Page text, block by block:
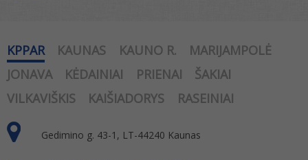
KPPAR KAUNAS KAUNO R.
MARIJAMPOLĖ
JONAVA
KĖDAINIAI PRIENAI
ŠAKIAI
VILKAVIŠKIS
KAIŠIADORYS RASEINIAI
Gedimino g. 43-1, LT-44240 Kaunas